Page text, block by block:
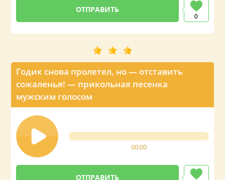
0
Годик снова пролетел, но — отставить
сожаленья! — прикольная песенка
мужским голосом
00:00